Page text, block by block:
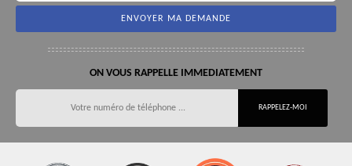
ON VOUS RAPPELLE IMMEDIATEMENT